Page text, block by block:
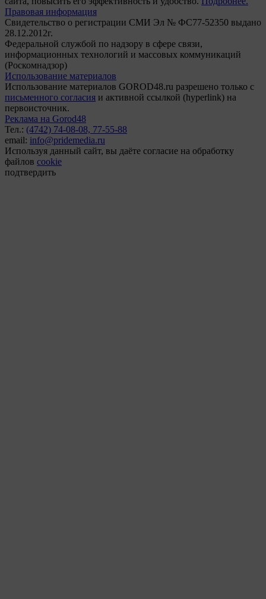
Правовая информация
Свидетельство о регистрации СМИ Эл № ФС77-52350 выдано
28.12.2012г.
Федеральной службой по надзору в сфере связи,
информационных технологий и массовых коммуникаций
(Роскомнадзор)
Использование материалов
Использование материалов GOROD48.ru разрешено только с
письменного согласия и активной ссылкой (hyperlink) на
первоисточник.
Реклама на Gorod48
Тел.: (4742) 74-08-08, 77-55-88
email: info@pridemedia.ru
Используя данный сайт, вы даёте согласие на обработку
файлов cookie
подтвердить